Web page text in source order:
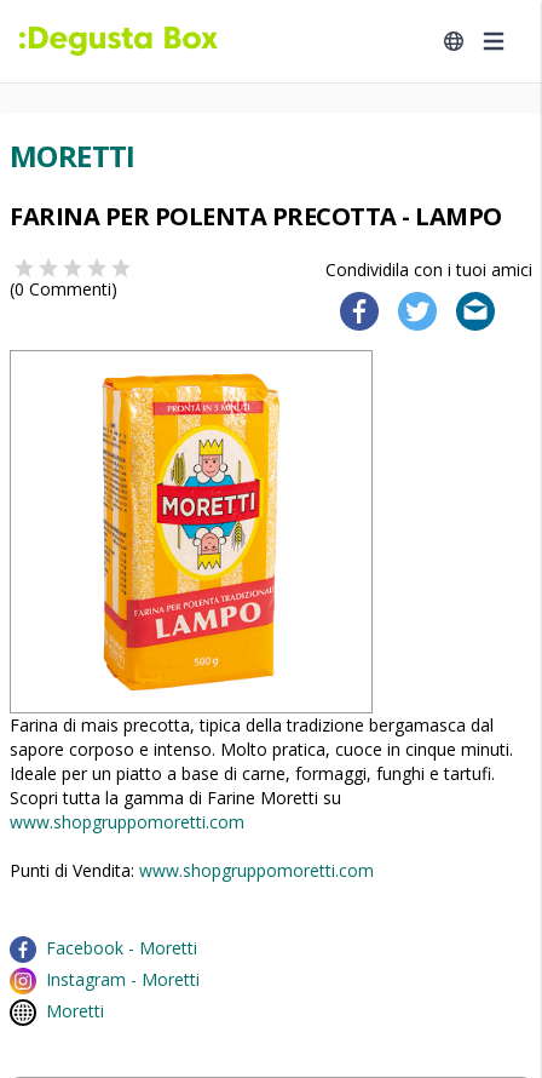
MORETTI
FARINA PER POLENTA PRECOTTA - LAMPO
Condividila con i tuoi amici
(0 Commenti)
Farina di mais precotta, tipica della tradizione bergamasca dal
sapore corposo e intenso. Molto pratica, cuoce in cinque minuti.
Ideale per un piatto a base di carne, formaggi, funghi e tartufi.
Scopri tutta la gamma di Farine Moretti su
www.shopgruppomoretti.com
Punti di Vendita: www.shopgruppomoretti.com
Facebook - Moretti
Instagram - Moretti
Moretti